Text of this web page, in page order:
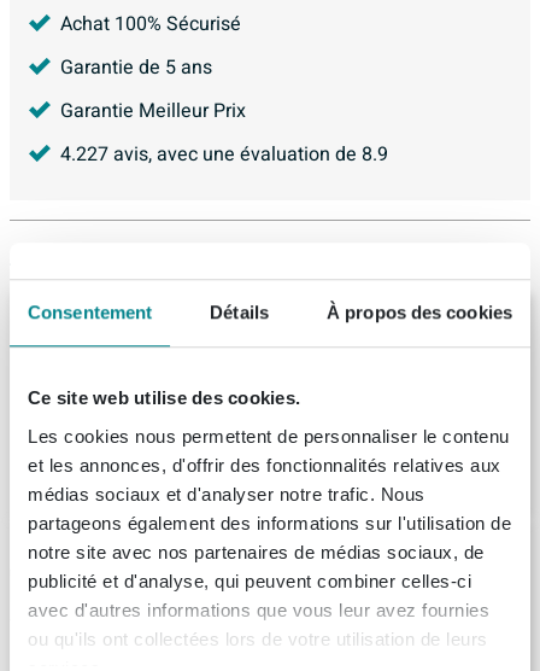
Consentement Détails À propos des cookies
Ce site web utilise des cookies.
Les cookies nous permettent de personnaliser le contenu
et les annonces, d'offrir des fonctionnalités relatives aux
médias sociaux et d'analyser notre trafic. Nous
partageons également des informations sur l'utilisation de
notre site avec nos partenaires de médias sociaux, de
publicité et d'analyse, qui peuvent combiner celles-ci
avec d'autres informations que vous leur avez fournies
ou qu'ils ont collectées lors de votre utilisation de leurs
Achat 100% Sécurisé
Garantie de 5 ans
Garantie Meilleur Prix
4.227avis, avec une évaluation de 8.9
GO by Van Marcke Stelli baignoire
encastrable duo 180x80x48cm 290L blanc
Livraison:1 - 2 semaines
407,14
Plieger Spring baignoire Acrylique
rectangulaire 170x75cm avec pieds blanc
Livraison:1 - 2 semaines